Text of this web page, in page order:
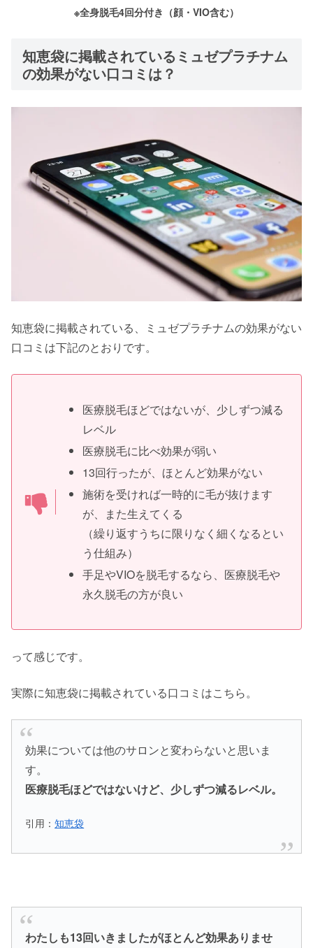
※全身脱毛4回分付き（顔・VIO含む）
知恵袋に掲載されているミュゼプラチナム
の効果がない口コミは？
知恵袋に掲載されている、ミュゼプラチナムの効果がない
口コミは下記のとおりです。
医療脱毛ほどではないが、少しずつ減る
レベル
医療脱毛に比べ効果が弱い
13回行ったが、ほとんど効果がない
施術を受ければ一時的に毛が抜けます
が、また生えてくる
（繰り返すうちに限りなく細くなるとい
う仕組み）
手足やVIOを脱毛するなら、医療脱毛や
永久脱毛の方が良い
って感じです。
実際に知恵袋に掲載されている口コミはこちら。
効果については他のサロンと変わらないと思いま
す。
医療脱毛ほどではないけど、少しずつ減るレベル。
引用：知恵袋
わたしも13回いきましたがほとんど効果ありませ